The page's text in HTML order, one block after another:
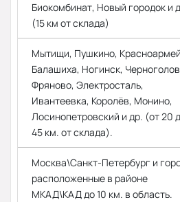
Биокомбинат, Новый городок и
(15 км от склада)
Мытищи, Пушкино,
Балашиха, Ногинск,
Фряново, Электросталь,
Ивантеевка, Королёв, Монино,
Лосинопетровский и др. (от 20
45 км. от склада).
Москва\Санкт-Петербург и
расположенные в районе
МКАД\КАД до 10 км. в область.